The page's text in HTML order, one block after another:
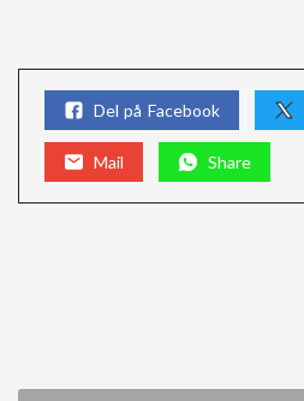
Del på Facebook
Mail Share